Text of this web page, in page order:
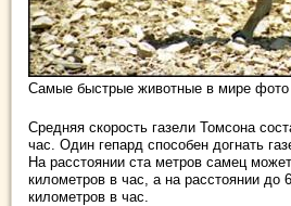
Самые быстрые животные в мире
Средняя скорость газели Томсона
час. Один гепард способен догнать
На расстоянии ста метров самец
километров в час, а на расстоянии до
километров в час.